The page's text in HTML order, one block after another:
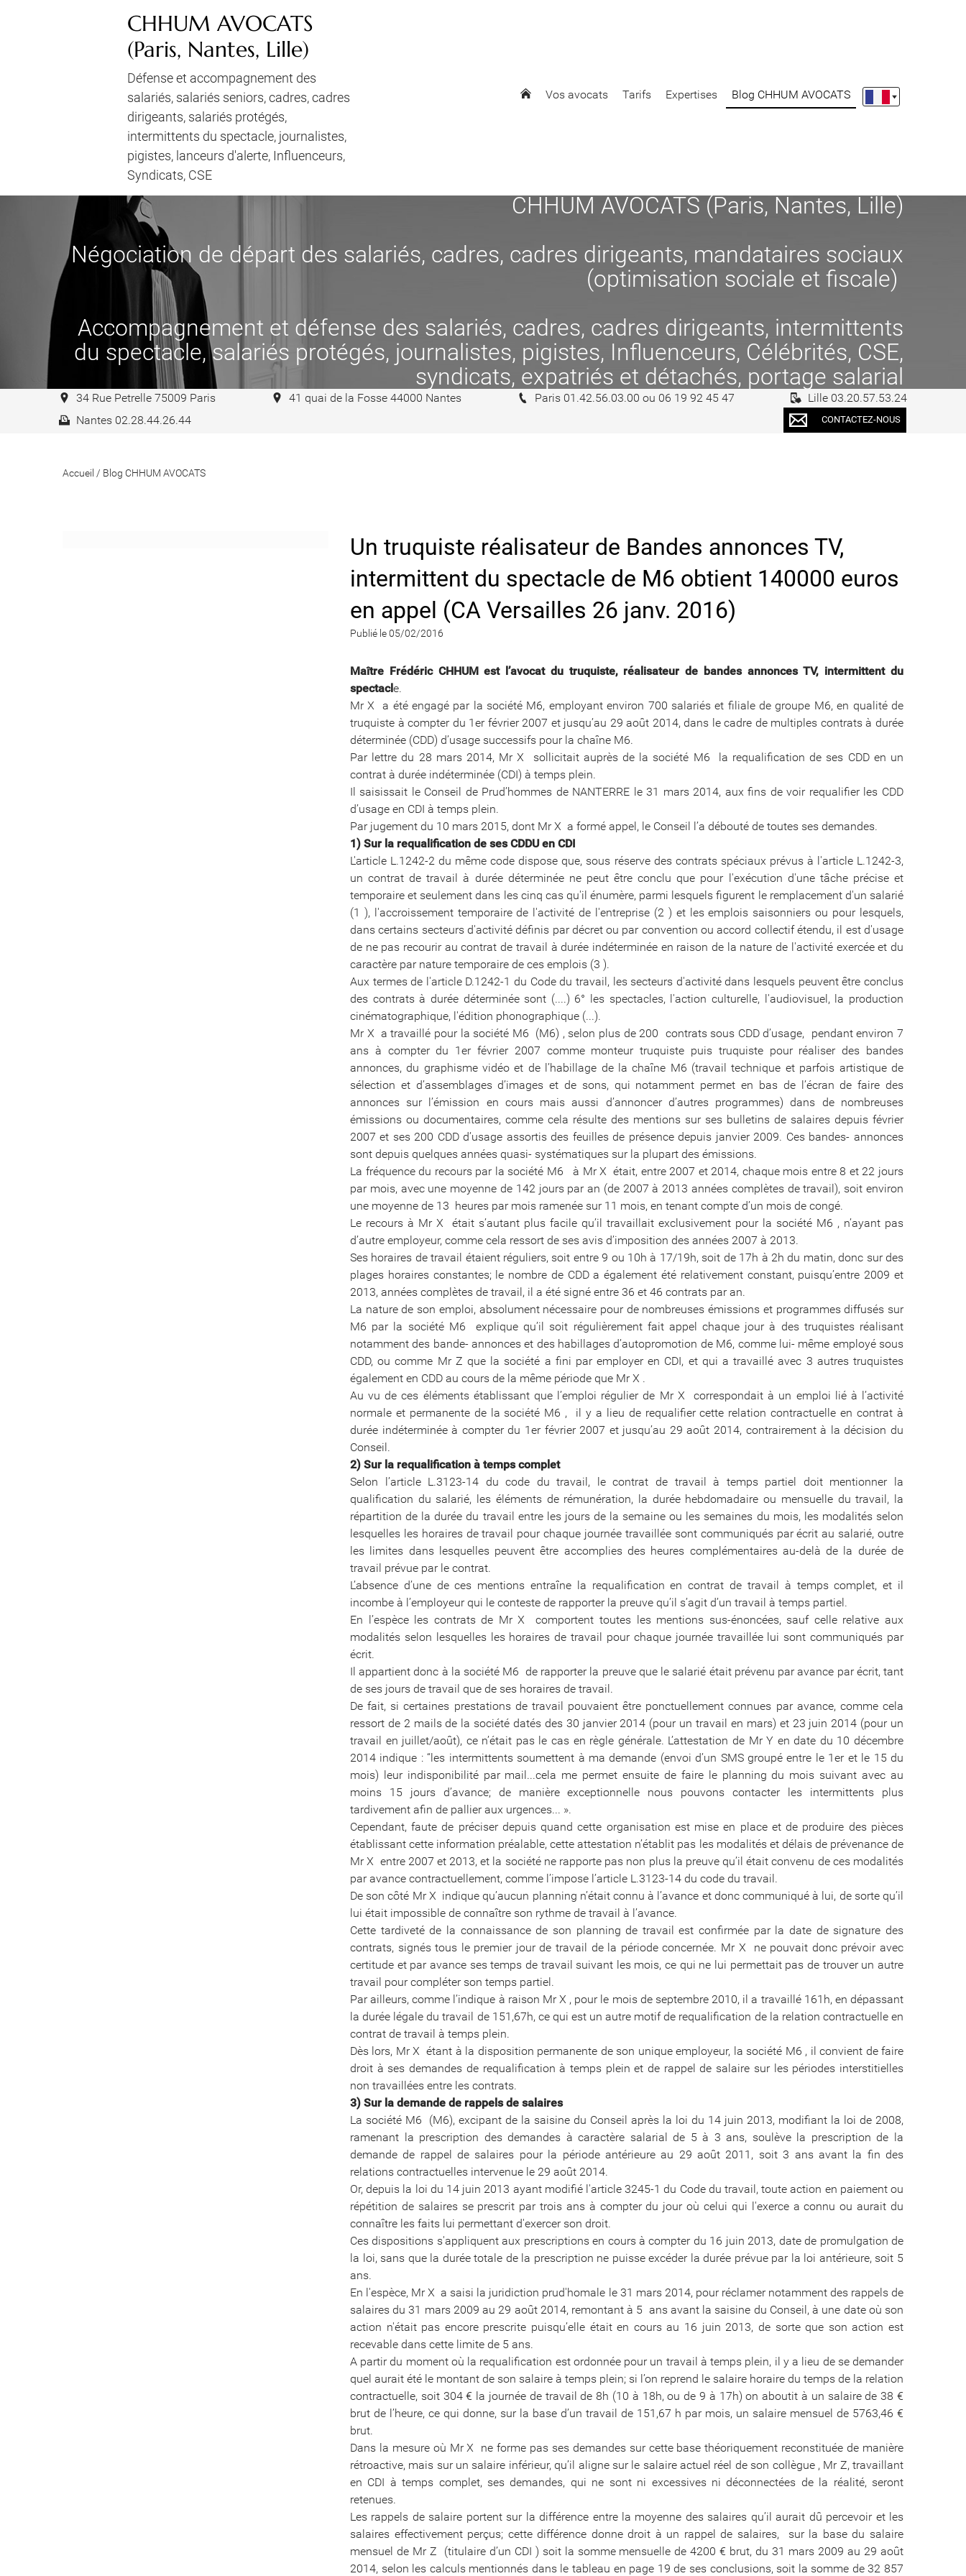
CHHUM AVOCATS
(Paris, Nantes, Lille)
Défense et accompagnement des
salariés, salariés seniors, cadres, cadres
dirigeants, salariés protégés,
intermittents du spectacle, journalistes,
pigistes, lanceurs d'alerte, Influenceurs,
Syndicats, CSE
Vos avocats Tarifs Expertises Blog CHHUM AVOCATS
CHHUM AVOCATS (Paris, Nantes, Lille)
Négociation de départ des salariés, cadres, cadres dirigeants, mandataires sociaux
(optimisation sociale et fiscale)
Accompagnement et défense des salariés, cadres, cadres dirigeants, intermittents
du spectacle, salariés protégés, journalistes, pigistes, Influenceurs, Célébrités, CSE,
syndicats, expatriés et détachés, portage salarial
34 Rue Petrelle 75009 Paris 41 quai de la Fosse 44000 Nantes Paris 01.42.56.03.00 ou 06 19 92 45 47
Lille 03.20.57.53.24
Nantes 02.28.44.26.44
CONTACTEZ-NOUS
Accueil / Blog CHHUM AVOCATS
Un truquiste réalisateur de Bandes annonces TV,
intermittent du spectacle de M6 obtient 140000 euros
en appel (CA Versailles 26 janv. 2016)
Publié le 05/02/2016
Maître Frédéric CHHUM est l’avocat du truquiste, réalisateur de bandes annonces TV, intermittent du
spectacle.
Mr X a été engagé par la société M6, employant environ 700 salariés et filiale de groupe M6, en qualité de
truquiste à compter du 1er février 2007 et jusqu’au 29 août 2014, dans le cadre de multiples contrats à durée
déterminée (CDD) d’usage successifs pour la chaîne M6.
Par lettre du 28 mars 2014, Mr X sollicitait auprès de la société M6 la requalification de ses CDD en un
contrat à durée indéterminée (CDI) à temps plein.
Il saisissait le Conseil de Prud’hommes de NANTERRE le 31 mars 2014, aux fins de voir requalifier les CDD
d’usage en CDI à temps plein.
Par jugement du 10 mars 2015, dont Mr X a formé appel, le Conseil l’a débouté de toutes ses demandes.
1) Sur la requalification de ses CDDU en CDI
L'article L.1242-2 du même code dispose que, sous réserve des contrats spéciaux prévus à l'article L.1242-3,
un contrat de travail à durée déterminée ne peut être conclu que pour l'exécution d'une tâche précise et
temporaire et seulement dans les cinq cas qu'il énumère, parmi lesquels figurent le remplacement d'un salarié
(1 ), l'accroissement temporaire de l'activité de l'entreprise (2 ) et les emplois saisonniers ou pour lesquels,
dans certains secteurs d'activité définis par décret ou par convention ou accord collectif étendu, il est d'usage
de ne pas recourir au contrat de travail à durée indéterminée en raison de la nature de l'activité exercée et du
caractère par nature temporaire de ces emplois (3 ).
Aux termes de l'article D.1242-1 du Code du travail, les secteurs d'activité dans lesquels peuvent être conclus
des contrats à durée déterminée sont (....) 6° les spectacles, l'action culturelle, l'audiovisuel, la production
cinématographique, l'édition phonographique (...).
Mr X a travaillé pour la société M6 (M6) , selon plus de 200 contrats sous CDD d’usage, pendant environ 7
ans à compter du 1er février 2007 comme monteur truquiste puis truquiste pour réaliser des bandes
annonces, du graphisme vidéo et de l’habillage de la chaîne M6 (travail technique et parfois artistique de
sélection et d’assemblages d’images et de sons, qui notamment permet en bas de l’écran de faire des
annonces sur l’émission en cours mais aussi d’annoncer d’autres programmes) dans de nombreuses
émissions ou documentaires, comme cela résulte des mentions sur ses bulletins de salaires depuis février
2007 et ses 200 CDD d’usage assortis des feuilles de présence depuis janvier 2009. Ces bandes- annonces
sont depuis quelques années quasi- systématiques sur la plupart des émissions.
La fréquence du recours par la société M6 à Mr X était, entre 2007 et 2014, chaque mois entre 8 et 22 jours
par mois, avec une moyenne de 142 jours par an (de 2007 à 2013 années complètes de travail), soit environ
une moyenne de 13 heures par mois ramenée sur 11 mois, en tenant compte d’un mois de congé.
Le recours à Mr X était s’autant plus facile qu’il travaillait exclusivement pour la société M6 , n’ayant pas
d’autre employeur, comme cela ressort de ses avis d’imposition des années 2007 à 2013.
Ses horaires de travail étaient réguliers, soit entre 9 ou 10h à 17/19h, soit de 17h à 2h du matin, donc sur des
plages horaires constantes; le nombre de CDD a également été relativement constant, puisqu’entre 2009 et
2013, années complètes de travail, il a été signé entre 36 et 46 contrats par an.
La nature de son emploi, absolument nécessaire pour de nombreuses émissions et programmes diffusés sur
M6 par la société M6 explique qu’il soit régulièrement fait appel chaque jour à des truquistes réalisant
notamment des bande- annonces et des habillages d’autopromotion de M6, comme lui- même employé sous
CDD, ou comme Mr Z que la société a fini par employer en CDI, et qui a travaillé avec 3 autres truquistes
également en CDD au cours de la même période que Mr X .
Au vu de ces éléments établissant que l’emploi régulier de Mr X correspondait à un emploi lié à l’activité
normale et permanente de la société M6 , il y a lieu de requalifier cette relation contractuelle en contrat à
durée indéterminée à compter du 1er février 2007 et jusqu’au 29 août 2014, contrairement à la décision du
Conseil.
2) Sur la requalification à temps complet
Selon l’article L.3123-14 du code du travail, le contrat de travail à temps partiel doit mentionner la
qualification du salarié, les éléments de rémunération, la durée hebdomadaire ou mensuelle du travail, la
répartition de la durée du travail entre les jours de la semaine ou les semaines du mois, les modalités selon
lesquelles les horaires de travail pour chaque journée travaillée sont communiqués par écrit au salarié, outre
les limites dans lesquelles peuvent être accomplies des heures complémentaires au-delà de la durée de
travail prévue par le contrat.
L’absence d’une de ces mentions entraîne la requalification en contrat de travail à temps complet, et il
incombe à l’employeur qui le conteste de rapporter la preuve qu’il s’agit d’un travail à temps partiel.
En l’espèce les contrats de Mr X comportent toutes les mentions sus-énoncées, sauf celle relative aux
modalités selon lesquelles les horaires de travail pour chaque journée travaillée lui sont communiqués par
écrit.
Il appartient donc à la société M6 de rapporter la preuve que le salarié était prévenu par avance par écrit, tant
de ses jours de travail que de ses horaires de travail.
De fait, si certaines prestations de travail pouvaient être ponctuellement connues par avance, comme cela
ressort de 2 mails de la société datés des 30 janvier 2014 (pour un travail en mars) et 23 juin 2014 (pour un
travail en juillet/août), ce n’était pas le cas en règle générale. L’attestation de Mr Y en date du 10 décembre
2014 indique : “les intermittents soumettent à ma demande (envoi d’un SMS groupé entre le 1er et le 15 du
mois) leur indisponibilité par mail...cela me permet ensuite de faire le planning du mois suivant avec au
moins 15 jours d’avance; de manière exceptionnelle nous pouvons contacter les intermittents plus
tardivement afin de pallier aux urgences... ».
Cependant, faute de préciser depuis quand cette organisation est mise en place et de produire des pièces
établissant cette information préalable, cette attestation n’établit pas les modalités et délais de prévenance de
Mr X entre 2007 et 2013, et la société ne rapporte pas non plus la preuve qu’il était convenu de ces modalités
par avance contractuellement, comme l’impose l’article L.3123-14 du code du travail.
De son côté Mr X indique qu’aucun planning n’était connu à l’avance et donc communiqué à lui, de sorte qu’il
lui était impossible de connaître son rythme de travail à l’avance.
Cette tardiveté de la connaissance de son planning de travail est confirmée par la date de signature des
contrats, signés tous le premier jour de travail de la période concernée. Mr X ne pouvait donc prévoir avec
certitude et par avance ses temps de travail suivant les mois, ce qui ne lui permettait pas de trouver un autre
travail pour compléter son temps partiel.
Par ailleurs, comme l’indique à raison Mr X , pour le mois de septembre 2010, il a travaillé 161h, en dépassant
la durée légale du travail de 151,67h, ce qui est un autre motif de requalification de la relation contractuelle en
contrat de travail à temps plein.
Dès lors, Mr X étant à la disposition permanente de son unique employeur, la société M6 , il convient de faire
droit à ses demandes de requalification à temps plein et de rappel de salaire sur les périodes interstitielles
non travaillées entre les contrats.
3) Sur la demande de rappels de salaires
La société M6 (M6), excipant de la saisine du Conseil après la loi du 14 juin 2013, modifiant la loi de 2008,
ramenant la prescription des demandes à caractère salarial de 5 à 3 ans, soulève la prescription de la
demande de rappel de salaires pour la période antérieure au 29 août 2011, soit 3 ans avant la fin des
relations contractuelles intervenue le 29 août 2014.
Or, depuis la loi du 14 juin 2013 ayant modifié l'article 3245-1 du Code du travail, toute action en paiement ou
répétition de salaires se prescrit par trois ans à compter du jour où celui qui l'exerce a connu ou aurait du
connaître les faits lui permettant d'exercer son droit.
Ces dispositions s'appliquent aux prescriptions en cours à compter du 16 juin 2013, date de promulgation de
la loi, sans que la durée totale de la prescription ne puisse excéder la durée prévue par la loi antérieure, soit 5
ans.
En l'espèce, Mr X a saisi la juridiction prud'homale le 31 mars 2014, pour réclamer notamment des rappels de
salaires du 31 mars 2009 au 29 août 2014, remontant à 5 ans avant la saisine du Conseil, à une date où son
action n'était pas encore prescrite puisqu’elle était en cours au 16 juin 2013, de sorte que son action est
recevable dans cette limite de 5 ans.
A partir du moment où la requalification est ordonnée pour un travail à temps plein, il y a lieu de se demander
quel aurait été le montant de son salaire à temps plein; si l’on reprend le salaire horaire du temps de la relation
contractuelle, soit 304 € la journée de travail de 8h (10 à 18h, ou de 9 à 17h) on aboutit à un salaire de 38 €
brut de l’heure, ce qui donne, sur la base d’un travail de 151,67 h par mois, un salaire mensuel de 5763,46 €
brut.
Dans la mesure où Mr X ne forme pas ses demandes sur cette base théoriquement reconstituée de manière
rétroactive, mais sur un salaire inférieur, qu’il aligne sur le salaire actuel réel de son collègue , Mr Z, travaillant
en CDI à temps complet, ses demandes, qui ne sont ni excessives ni déconnectées de la réalité, seront
retenues.
Les rappels de salaire portent sur la différence entre la moyenne des salaires qu’il aurait dû percevoir et les
salaires effectivement perçus; cette différence donne droit à un rappel de salaires, sur la base du salaire
mensuel de Mr Z (titulaire d’un CDI ) soit la somme mensuelle de 4200 € brut, du 31 mars 2009 au 29 août
2014, selon les calculs mentionnés dans le tableau en page 19 de ses conclusions, soit la somme de 32 857